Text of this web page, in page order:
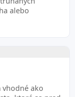
alebo
vhodné ako